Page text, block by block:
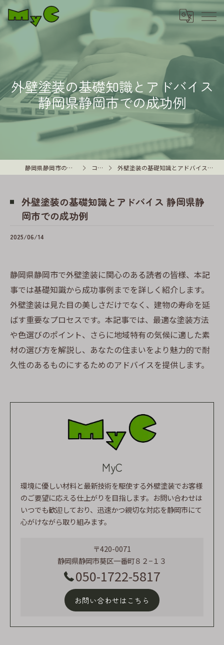
外壁塗装の基礎知識とアドバイス
静岡県静岡市での成功例
静岡県静岡市の外壁塗装はMyC コラム 外壁塗装の基礎知識とアドバイス 静岡県静岡市での成功例
外壁塗装の基礎知識とアドバイス 静岡県静
岡市での成功例
2025/06/14
静岡県静岡市で外壁塗装に関心のある読者の皆様、本記
事では基礎知識から成功事例までを詳しく紹介します。
外壁塗装は見た目の美しさだけでなく、建物の寿命を延
ばす重要なプロセスです。本記事では、最適な塗装方法
や色選びのポイント、さらに地域特有の気候に適した素
材の選び方を解説し、あなたの住まいをより魅力的で耐
久性のあるものにするためのアドバイスを提供します。
MyC
環境に優しい材料と最新技術を駆使する外壁塗装でお客様
のご要望に応える仕上がりを目指します。お問い合わせは
いつでも歓迎しており、迅速かつ親切な対応を静岡市にて
心がけながら取り組みます。
〒420-0071
静岡県静岡市葵区一番町８２−１３
050-1722-5817
お問い合わせはこちら